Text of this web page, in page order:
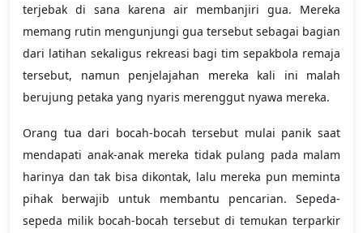
terjebak di sana karena air membanjiri gua. Mereka
memang rutin mengunjungi gua tersebut sebagai bagian
dari latihan sekaligus rekreasi bagi tim sepakbola remaja
tersebut, namun penjelajahan mereka kali ini malah
berujung petaka yang nyaris merenggut nyawa mereka.
Orang tua dari bocah-bocah tersebut mulai panik saat
mendapati anak-anak mereka tidak pulang pada malam
harinya dan tak bisa dikontak, lalu mereka pun meminta
pihak berwajib untuk membantu pencarian. Sepeda-
sepeda milik bocah-bocah tersebut di temukan terparkir